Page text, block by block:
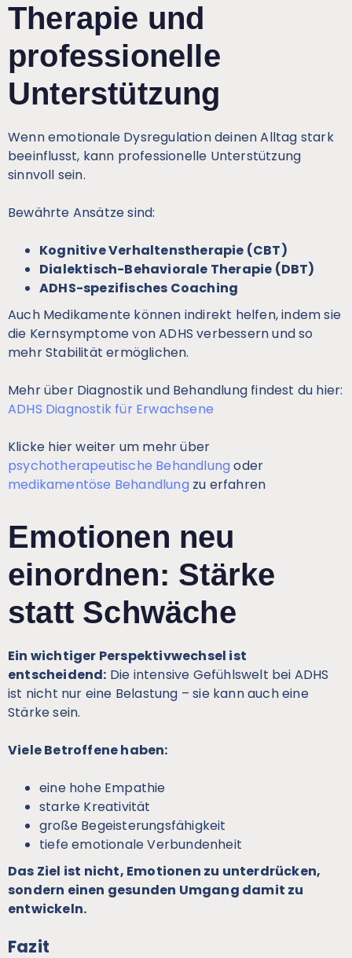
Therapie und
professionelle
Unterstützung
Wenn emotionale Dysregulation deinen Alltag stark
beeinflusst, kann professionelle Unterstützung
sinnvoll sein.
Bewährte Ansätze sind:
Kognitive Verhaltenstherapie (CBT)
Dialektisch-Behaviorale Therapie (DBT)
ADHS-spezifisches Coaching
Auch Medikamente können indirekt helfen, indem sie
die Kernsymptome von ADHS verbessern und so
mehr Stabilität ermöglichen.
Mehr über Diagnostik und Behandlung findest du hier:
ADHS Diagnostik für Erwachsene
Klicke hier weiter um mehr über
psychotherapeutische Behandlung oder
medikamentöse Behandlung zu erfahren
Emotionen neu
einordnen: Stärke
statt Schwäche
Ein wichtiger Perspektivwechsel ist
entscheidend: Die intensive Gefühlswelt bei ADHS
ist nicht nur eine Belastung – sie kann auch eine
Stärke sein.
Viele Betroffene haben:
eine hohe Empathie
starke Kreativität
große Begeisterungsfähigkeit
tiefe emotionale Verbundenheit
Das Ziel ist nicht, Emotionen zu unterdrücken,
sondern einen gesunden Umgang damit zu
entwickeln.
Fazit